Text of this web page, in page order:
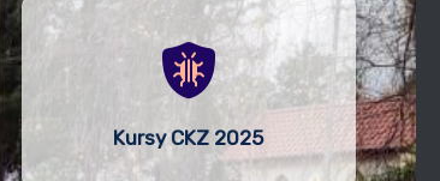
Kursy CKZ 2025